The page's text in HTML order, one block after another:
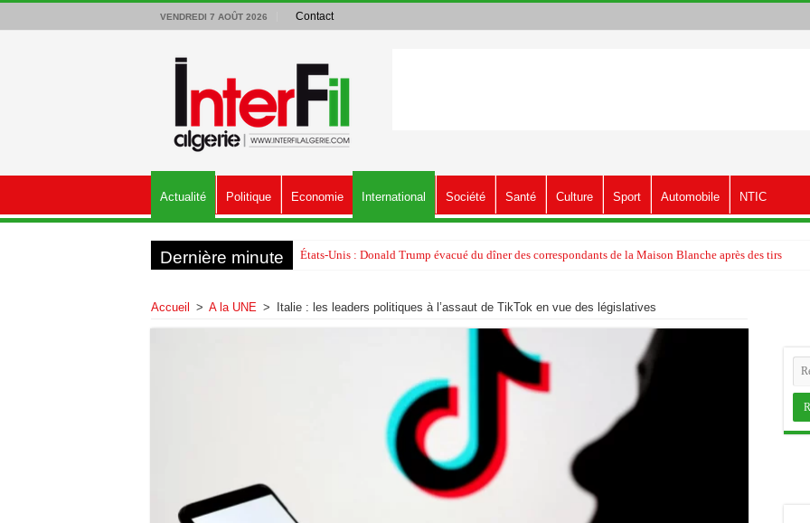
VENDREDI 7 AOÛT 2026 Contact
Actualité Politique Economie International Société Santé Culture Sport Automobile NTIC
Dernière minute États-Unis : Donald Trump évacué du dîner des correspondants de la Maison Blanche après des tirs
Accueil > A la UNE > Italie : les leaders politiques à l’assaut de TikTok en vue des législatives